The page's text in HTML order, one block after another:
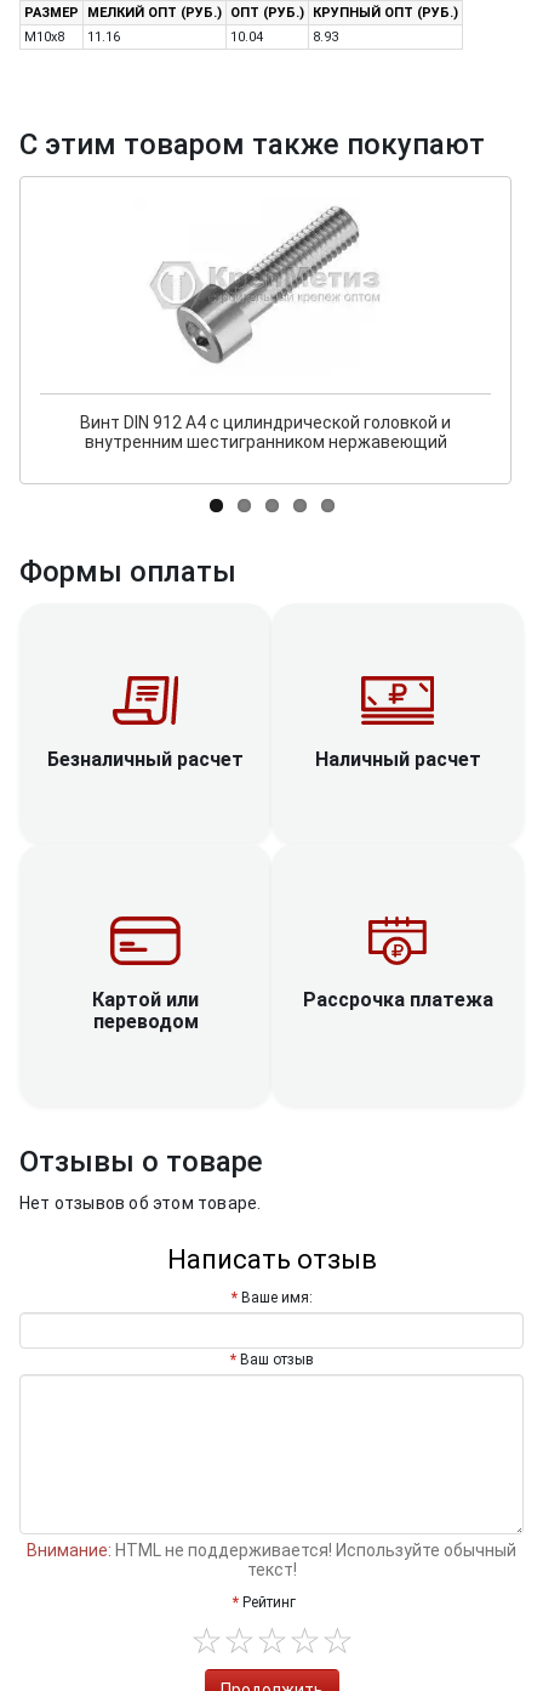
РАЗМЕР МЕЛКИЙ ОПТ (РУБ.) ОПТ (РУБ.)
КРУПНЫЙ ОПТ (РУБ.)
M10x8
11.16 10.04 8.93
С этим товаром также покупают
Винт DIN 912 A4 с цилиндрической головкой и
внутренним шестигранником нержавеющий
Формы оплаты
Безналичный расчет Наличный расчет
Картой или
переводом
Рассрочка платежа
Отзывы о товаре
Нет отзывов об этом товаре.
Написать отзыв
Ваше имя:
Ваш отзыв
Внимание: HTML не поддерживается! Используйте обычный
текст!
Рейтинг